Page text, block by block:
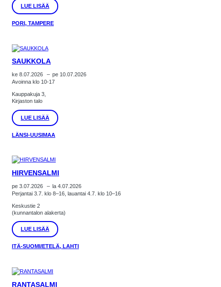
LUE LISÄÄ
PORI,
JAZZKATU
PORI, TAMPERE
SAUKKOLA
ke 8.07.2026 – pe 10.07.2026
Avoinna klo 10-17
Kauppakuja 3,
Kirjaston talo
LUE LISÄÄ
SAUKKOLA
LÄNSI-UUSIMAA
HIRVENSALMI
pe 3.07.2026 – la 4.07.2026
Perjantai 3.7. klo 8–16, lauantai 4.7. klo 10–16
Keskustie 2
(kunnantalon alakerta)
LUE LISÄÄ:
HIRVENSALMI
ITÄ-SUOMI/ETELÄ, LAHTI
RANTASALMI